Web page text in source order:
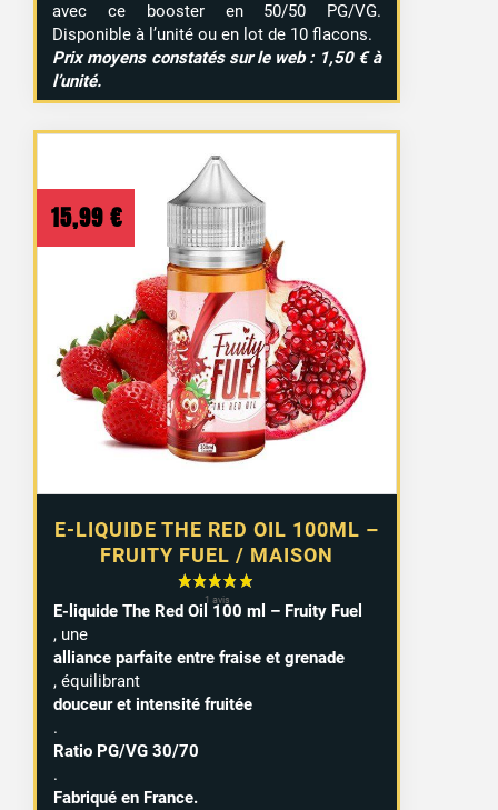
avec ce booster en 50/50 PG/VG.
Disponible à l’unité ou en lot de 10 flacons.
Prix moyens constatés sur le web : 1,50 € à
l’unité.
E-LIQUIDE THE RED OIL 100ML –
FRUITY FUEL / MAISON
15,99 €
E-liquide The Red Oil 100 ml – Fruity Fuel
, une
alliance parfaite entre fraise et grenade
, équilibrant
douceur et intensité fruitée
.
Ratio PG/VG 30/70
.
Fabriqué en France.